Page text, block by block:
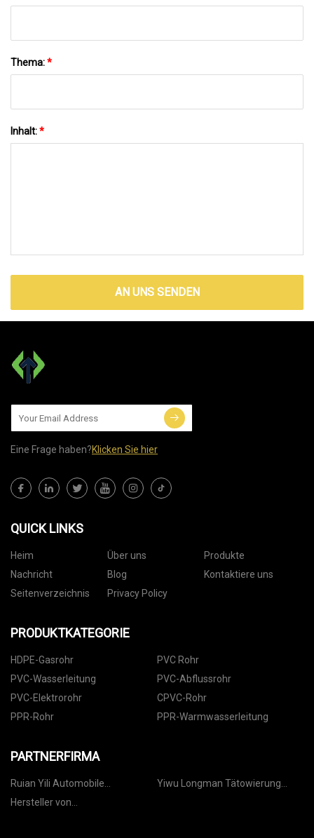
Thema:*
Inhalt:*
AN UNS SENDEN
Eine Frage haben?Klicken Sie hier
QUICK LINKS
Heim Über uns
Produkte
Nachricht
Blog
Kontaktiere uns
Seitenverzeichnis
Privacy Policy
PRODUKTKATEGORIE
HDPE-Gasrohr
PVC Rohr
PVC-Wasserleitung
PVC-Abflussrohr
PVC-Elektrorohr
CPVC-Rohr
PPR-Rohr
PPR-Warmwasserleitung
PARTNERFIRMA
Ruian Yili Automobile
Yiwu Longman Tätowierung
Hersteller von